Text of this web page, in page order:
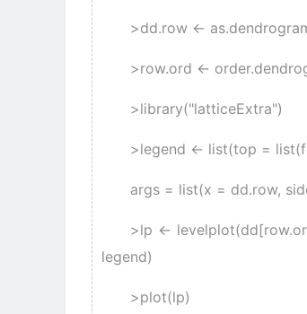
>dd.row <-
>row.ord <-
>library("latticeExtra")
>legend <- list(top =
args = list(x = dd.row,
>lp <-
legend)
>plot(lp)